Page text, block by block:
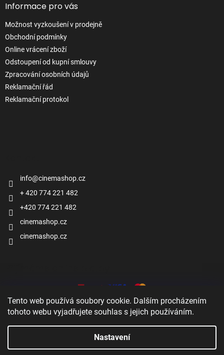
Tento web používá soubory cookie. Dalším procházením
tohoto webu vyjadřujete souhlas s jejich používáním.
Nastavení
Informace pro vás
Možnost vyzkoušení v prodejně
Obchodní podmínky
Online vrácení zboží
Odstoupení od kupní smlouvy
Zpracování osobních údajů
Reklamační řád
Reklamační protokol
info@cinemashop.cz
+ 420 774 221 482
+420 774 221 482
cinemashop.cz
cinemashop.cz
Vytvořil Shoptet